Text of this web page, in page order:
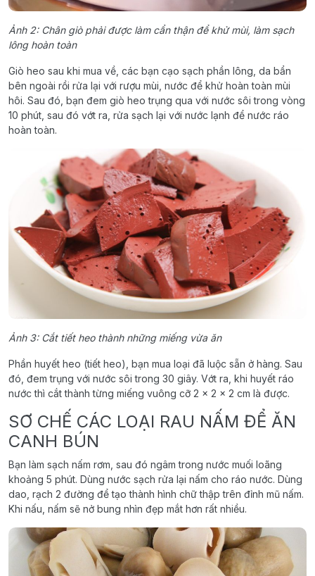
Ảnh 2: Chân giò phải được làm cẩn thận để khử mùi, làm sạch
lông hoàn toàn
Giò heo sau khi mua về, các bạn cạo sạch phần lông, da bẩn
bên ngoài rồi rửa lại với rượu mùi, nước để khử hoàn toàn mùi
hôi. Sau đó, bạn đem giò heo trụng qua với nước sôi trong vòng
10 phút, sau đó vớt ra, rửa sạch lại với nước lạnh để nước ráo
hoàn toàn.
Ảnh 3: Cắt tiết heo thành những miếng vừa ăn
Phần huyết heo (tiết heo), bạn mua loại đã luộc sẵn ở hàng. Sau
đó, đem trụng với nước sôi trong 30 giây. Vớt ra, khi huyết ráo
nước thì cắt thành từng miếng vuông cỡ 2 x 2 x 2 cm là được.
SƠ CHẾ CÁC LOẠI RAU NẤM ĐỂ ĂN
CANH BÚN
Bạn làm sạch nấm rơm, sau đó ngâm trong nước muối loãng
khoảng 5 phút. Dùng nước sạch rửa lại nấm cho ráo nước. Dùng
dao, rạch 2 đường để tạo thành hình chữ thập trên đỉnh mũ nấm.
Khi nấu, nấm sẽ nở bung nhìn đẹp mắt hơn rất nhiều.